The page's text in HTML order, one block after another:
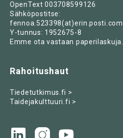
OpenText 003708599126
Sähköpostitse:
fennoa.523398(at)erin.posti.com
Y-tunnus: 1952675-8
Emme ota vastaan paperilaskuja.
Rahoitushaut
Tiedetutkimus.fi >
Taidejakulttuuri.fi >